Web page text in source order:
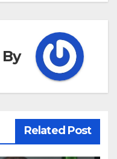
By
Related Post